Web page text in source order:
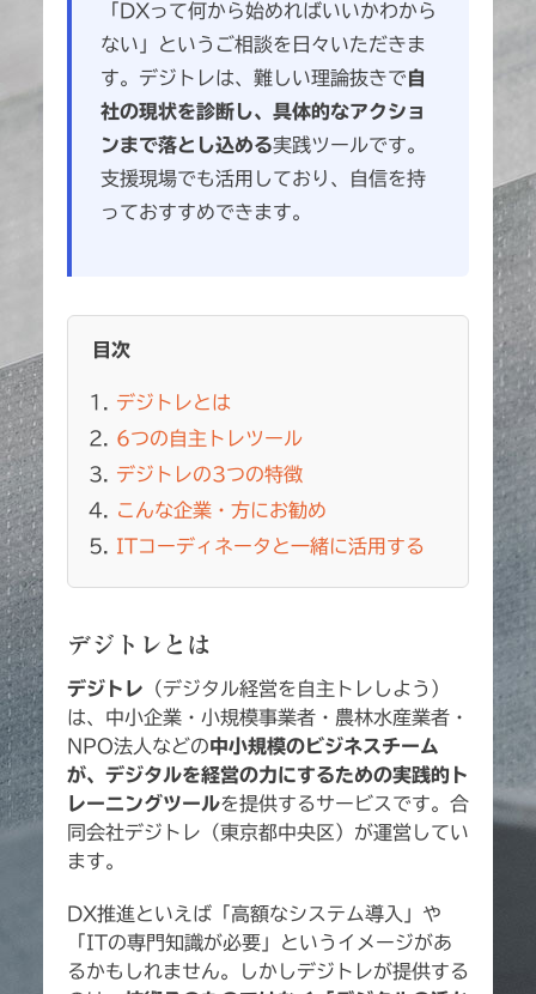
「DXって何から始めればいいかわから
ない」というご相談を日々いただきま
す。デジトレは、難しい理論抜きで自
社の現状を診断し、具体的なアクショ
ンまで落とし込める実践ツールです。
支援現場でも活用しており、自信を持
っておすすめできます。
目次
デジトレとは
6つの自主トレツール
デジトレの3つの特徴
こんな企業・方にお勧め
ITコーディネータと一緒に活用する
デジトレとは
デジトレ （デジタル経営を自主トレしよう）
は、中小企業・小規模事業者・農林水産業者・
NPO法人などの中小規模のビジネスチーム
が、デジタルを経営の力にするための実践的ト
レーニングツールを提供するサービスです。合
同会社デジトレ（東京都中央区）が運営してい
ます。
DX推進といえば「高額なシステム導入」や
「ITの専門知識が必要」というイメージがあ
るかもしれません。しかしデジトレが提供する